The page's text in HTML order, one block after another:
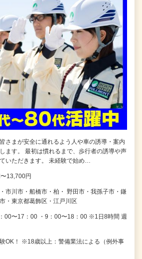
さまが安全に通れるよう人や車の誘導・案内
ます。 最初は慣れるまで、歩行者の誘導や声
いただきます。 未経験で始め…
13,700円
市川市・船橋市・柏・ 野田市・我孫子市・鎌
・東京都葛飾区・江戸川区
00〜17：00 ・9：00〜18：00 ※1日8時間 週
OK！ ※18歳以上：警備業法による（例外事